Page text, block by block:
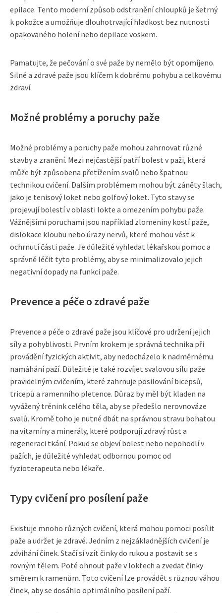
epilace. Tento moderní způsob odstranění chloupků je šetrný
k pokožce a umožňuje dlouhotrvající hladkost bez nutnosti
opakovaného holení nebo depilace voskem.
Pamatujte, že pečování o své paže by nemělo být opomíjeno.
Silné a zdravé paže jsou klíčem k dobrému pohybu a celkovému
zdraví.
Možné problémy a poruchy paže
Možné problémy a poruchy paže mohou zahrnovat různé
stavby a zranění. Mezi nejčastější patří bolest v paži, která
může být způsobena přetížením svalů nebo špatnou
technikou cvičení. Dalším problémem mohou být záněty šlach,
jako je tenisový loket nebo golfový loket. Tyto stavy se
projevují bolestí v oblasti lokte a omezením pohybu paže.
Vážnějšími poruchami jsou například zlomeniny kostí paže,
dislokace kloubu nebo úrazy nervů, které mohou vést k
ochrnutí části paže. Je důležité vyhledat lékařskou pomoc a
správně léčit tyto problémy, aby se minimalizovalo jejich
negativní dopady na funkci paže.
Prevence a péče o zdravé paže
Prevence a péče o zdravé paže jsou klíčové pro udržení jejich
síly a pohyblivosti. Prvním krokem je správná technika při
provádění fyzických aktivit, aby nedocházelo k nadměrnému
namáhání paží. Důležité je také rozvíjet svalovou sílu paže
pravidelným cvičením, které zahrnuje posilování bicepsů,
tricepů a ramenního pletence. Důraz by měl být kladen na
vyvážený trénink celého těla, aby se předešlo nerovnováze
svalů. Kromě toho je nutné dbát na správnou stravu bohatou
na vitamíny a minerály, které podporují zdravý růst a
regeneraci tkání. Pokud se objeví bolest nebo nepohodlí v
pažích, je důležité vyhledat odbornou pomoc od
fyzioterapeuta nebo lékaře.
Typy cvičení pro posílení paže
Existuje mnoho různých cvičení, která mohou pomoci posílit
paže a udržet je zdravé. Jedním z nejzákladnějších cvičení je
zdvihání činek. Stačí si vzít činky do rukou a postavit se s
rovným tělem. Poté ohnout paže v loktech a zvedat činky
směrem k ramenům. Toto cvičení lze provádět s různou váhou
činek, aby se dosáhlo optimálního posílení paží.